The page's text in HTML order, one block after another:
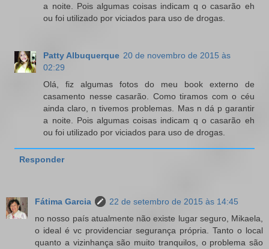
a noite. Pois algumas coisas indicam q o casarão eh
ou foi utilizado por viciados para uso de drogas.
Patty Albuquerque 20 de novembro de 2015 às
02:29
Olá, fiz algumas fotos do meu book externo de
casamento nesse casarão. Como tiramos com o céu
ainda claro, n tivemos problemas. Mas n dá p garantir
a noite. Pois algumas coisas indicam q o casarão eh
ou foi utilizado por viciados para uso de drogas.
Responder
Fátima Garcia
22 de setembro de 2015 às 14:45
no nosso país atualmente não existe lugar seguro, Mikaela,
o ideal é vc providenciar segurança própria. Tanto o local
quanto a vizinhança são muito tranquilos, o problema são